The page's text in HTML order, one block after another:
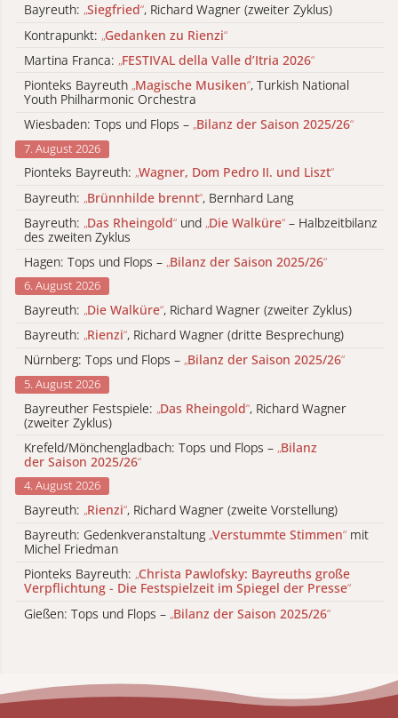
Bayreuth: „Siegfried“, Richard Wagner (zweiter Zyklus)
Kontrapunkt: „Gedanken zu Rienzi“
Martina Franca: „FESTIVAL della Valle d’Itria 2026“
Pionteks Bayreuth „Magische Musiken“, Turkish National
Youth Philharmonic Orchestra
Wiesbaden: Tops und Flops – „Bilanz der Saison 2025/26“
7. August 2026
Pionteks Bayreuth: „Wagner, Dom Pedro II. und Liszt“
Bayreuth: „Brünnhilde brennt“, Bernhard Lang
Bayreuth: „Das Rheingold“ und „Die Walküre“ – Halbzeitbilanz
des zweiten Zyklus
Hagen: Tops und Flops – „Bilanz der Saison 2025/26“
6. August 2026
Bayreuth: „Die Walküre“, Richard Wagner (zweiter Zyklus)
Bayreuth: „Rienzi“, Richard Wagner (dritte Besprechung)
Nürnberg: Tops und Flops – „Bilanz der Saison 2025/26“
5. August 2026
Bayreuther Festspiele: „Das Rheingold“, Richard Wagner
(zweiter Zyklus)
Krefeld/Mönchengladbach: Tops und Flops – „Bilanz
der Saison 2025/26“
4. August 2026
Bayreuth: „Rienzi“, Richard Wagner (zweite Vorstellung)
Bayreuth: Gedenkveranstaltung „Verstummte Stimmen“ mit
Michel Friedman
Pionteks Bayreuth: „Christa Pawlofsky: Bayreuths große
Verpflichtung - Die Festspielzeit im Spiegel der Presse“
Gießen: Tops und Flops – „Bilanz der Saison 2025/26“